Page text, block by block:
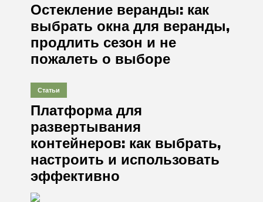
Остекление веранды: как
выбрать окна для веранды,
продлить сезон и не
пожалеть о выборе
Статьи
Платформа для
развертывания
контейнеров: как выбрать,
настроить и использовать
эффективно